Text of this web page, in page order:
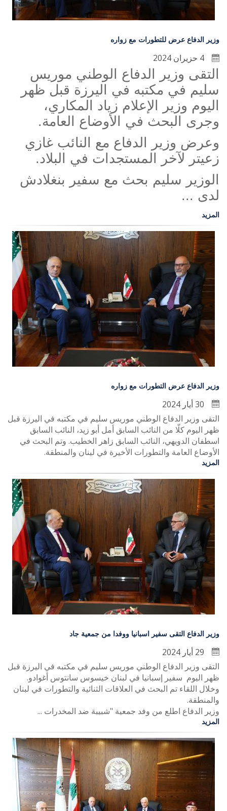
وزير الدفاع عرض للتطورات مع زواره
التقى وزير الدفاع الوطني موريس
سليم في مكتبه في اليرزة قبل ظهر
اليوم وزير الإعلام زياد المكاري،
وجرى البحث في الأوضاع العامة.
وعرض وزير الدفاع مع النائب غازي
زعيتر لآخر المستجدات في البلاد.
الوزير سليم بحث مع سفير بنغلادش
لدى ...
المزيد
وزير الدفاع عرض التطورات مع زواره
التقى وزير الدفاع الوطني موريس سليم في مكتبه في اليرزة قبل
ظهر اليوم كلّا من النائب السابق أمل أبو زيد، النائب السابق
اسطفان الدويهي، النائب السابق زاهر الخطيب. وتم البحث في
الأوضاع العامة والتطورات الأخيرة في لبنان والمنطقة.
المزيد
وزير الدفاع التقى سفير اسبانيا ووفدا من جمعية جاد
التقى وزير الدفاع الوطني موريس سليم في مكتبه في اليرزة قبل
ظهر اليوم سفير إسبانيا في لبنان خيسوس سانتوس أغوادو.
وخلال اللقاء تم البحث في العلاقات الثنائية والتطورات في لبنان
والمنطقة.
وزير الدفاع اطلع من وفد جمعية "شبيبة ضد المخدرات ...
المزيد